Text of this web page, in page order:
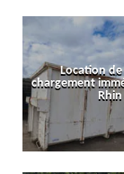
Location
chargement
Rhin